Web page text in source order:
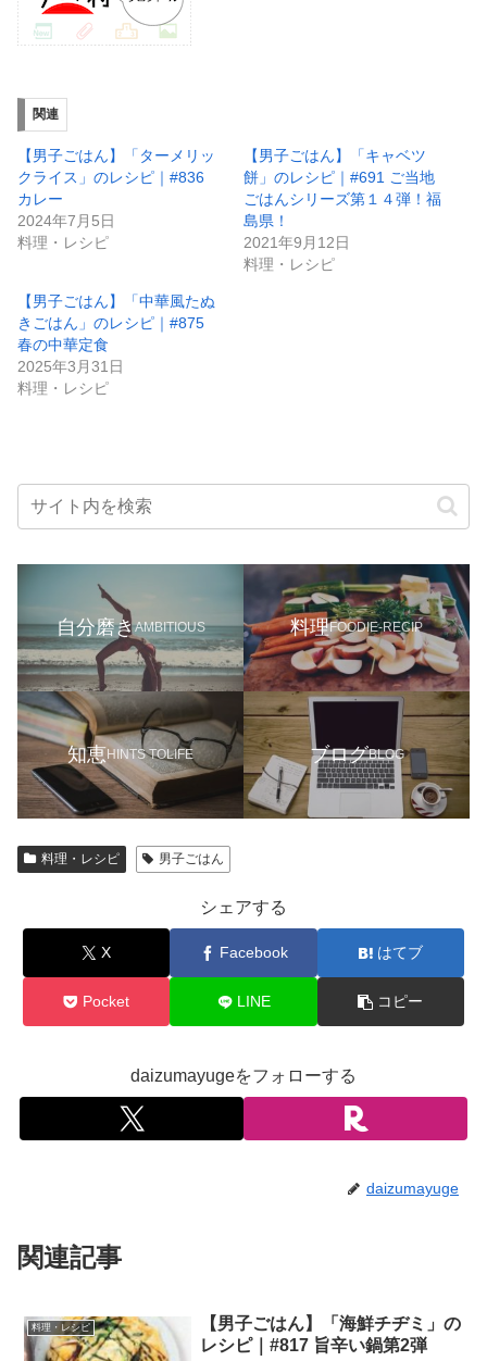
関連
【男子ごはん】「ターメリッ
クライス」のレシピ｜#836
カレー
2024年7月5日
料理・レシピ
【男子ごはん】「キャベツ
餅」のレシピ｜#691 ご当地
ごはんシリーズ第１４弾！福
島県！
2021年9月12日
料理・レシピ
【男子ごはん】「中華風たぬ
きごはん」のレシピ｜#875
春の中華定食
2025年3月31日
料理・レシピ
自分磨きAMBITIOUS 料理FOODIE-RECIP
知恵HINTS TOLIFE ブログBLOG
料理・レシピ 男子ごはん
シェアする
X Facebook はてブ
Pocket LINE コピー
daizumayugeをフォローする
daizumayuge
関連記事
料理・レシピ
【男子ごはん】「海鮮チヂミ」の
レシピ｜#817 旨辛い鍋第2弾